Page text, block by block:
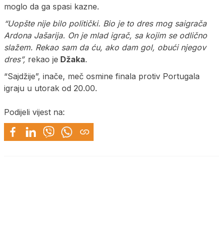
moglo da ga spasi kazne.
“Uopšte nije bilo politički. Bio je to dres mog saigrača
Ardona Jašarija. On je mlad igrač, sa kojim se odlično
slažem. Rekao sam da ću, ako dam gol, obući njegov
dres”, rekao je Džaka.
“Sajdžije”, inače, meč osmine finala protiv Portugala
igraju u utorak od 20.00.
Podijeli vijest na: